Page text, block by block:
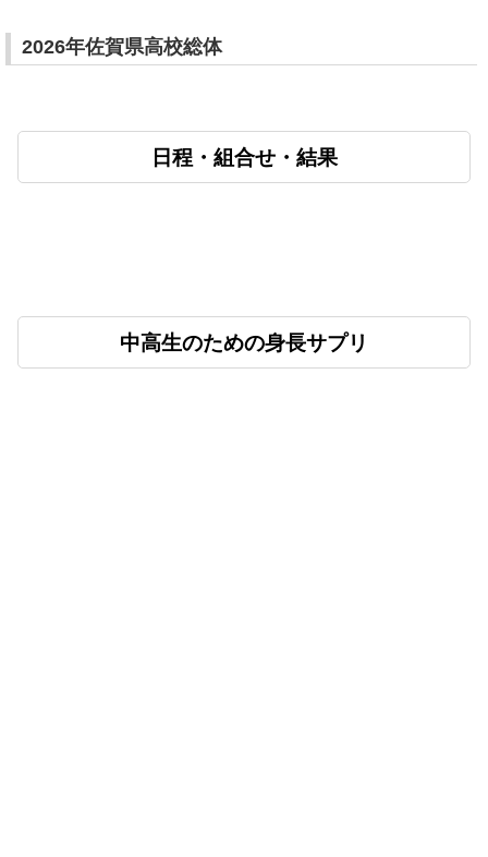
2026年佐賀県高校総体
日程・組合せ・結果
中高生のための身長サプリ